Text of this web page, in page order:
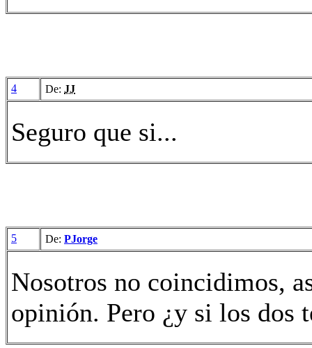
4 De: JJ
Seguro que si...
5 De: PJorge
Nosotros no coincidimos,
opinión. Pero ¿y si los dos